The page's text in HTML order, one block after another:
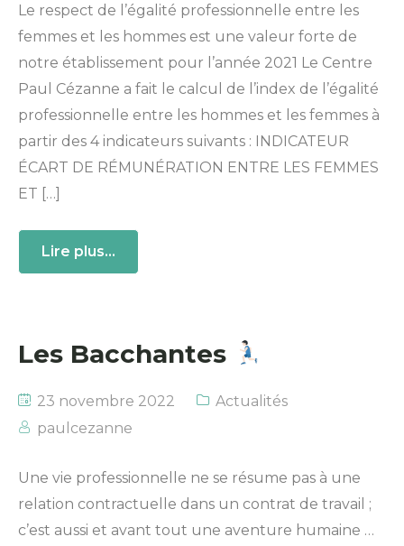
Le respect de l’égalité professionnelle entre les
femmes et les hommes est une valeur forte de
notre établissement pour l’année 2021 Le Centre
Paul Cézanne a fait le calcul de l’index de l’égalité
professionnelle entre les hommes et les femmes à
partir des 4 indicateurs suivants : INDICATEUR
ÉCART DE RÉMUNÉRATION ENTRE LES FEMMES
ET […]
Lire plus...
Les Bacchantes
23 novembre 2022
Actualités
paulcezanne
Une vie professionnelle ne se résume pas à une
relation contractuelle dans un contrat de travail ;
c’est aussi et avant tout une aventure humaine …